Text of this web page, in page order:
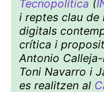
Tecnopolítica (
i reptes clau de
digitals
crítica i
Antonio
Toni Navarro i
es realitzen al